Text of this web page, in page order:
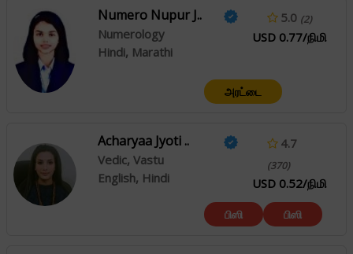
Numero Nupur J..
Numerology
Hindi, Marathi
5.0 (2)
USD 0.77/நிமி
அரட்டை
Acharyaa Jyoti ..
Vedic, Vastu
English, Hindi
4.7
(370)
USD 0.52/நிமி
பிஸி பிஸி